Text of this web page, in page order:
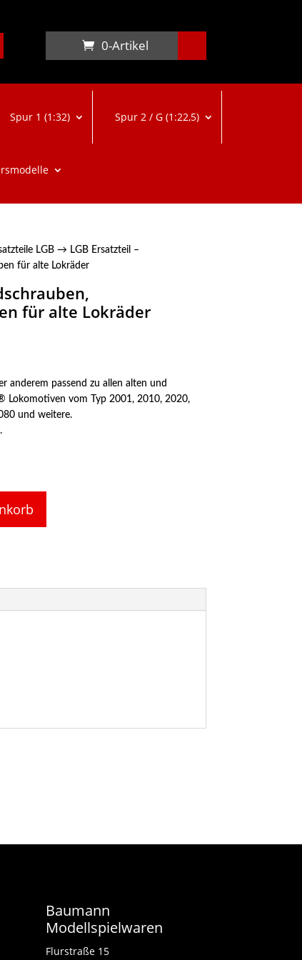
0-Artikel
Spur 1 (1:32) Spur 2 / G (1:22,5)
LGB→ LGB Ersatzteil –
für alte Lokräder
für alte Lokräder
anderem passend zu allen alten und
Lokomotiven vom Typ 2001, 2010, 2020,
und weitere.
Baumann
Modellspielwaren
Flurstraße 15